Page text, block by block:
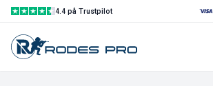
4.4 på Trustpilot